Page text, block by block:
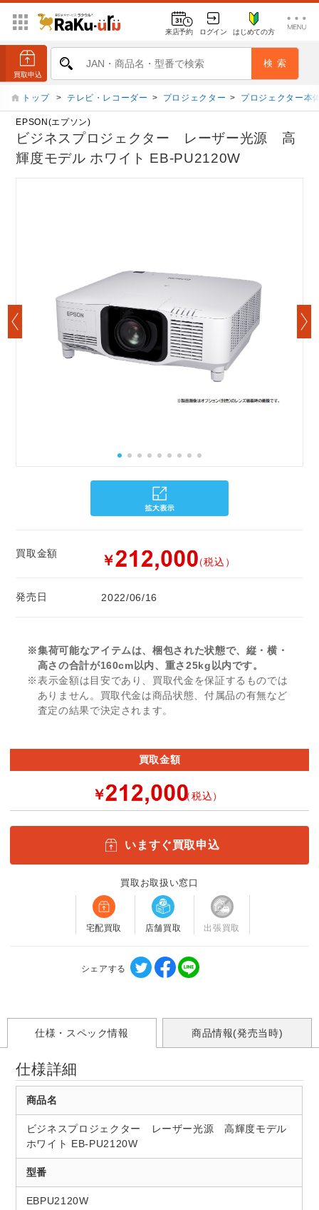
来店予約 ログイン はじめての方
トップ > テレビ・レコーダー > プロジェクター > プロジェクター本
EPSON(エプソン)
ビジネスプロジェクター レーザー光源 高
輝度モデル ホワイト EB-PU2120W
買取金額 ￥ （税込）
発売日 2022/06/16
※集荷可能なアイテムは、梱包された状態で、縦・横・
高さの合計が160cm以内、重さ25kg以内です。
※表示金額は目安であり、買取代金を保証するものでは
ありません。買取代金は商品状態、付属品の有無など
査定の結果で決定されます。
買取金額
￥ （税込）
いますぐ買取申込
買取お取扱い窓口
宅配買取 店舗買取 出張買取
シェアする
仕様・スペック情報 商品情報(発売当時)
仕様詳細
商品名
ビジネスプロジェクター レーザー光源 高輝度モデル
ホワイト EB-PU2120W
型番
EBPU2120W